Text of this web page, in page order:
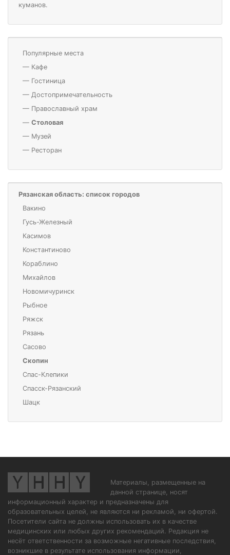
куманов.
Популярные места
— Кафе
— Гостиница
— Достопримечательность
— Православный храм
— Столовая
— Музей
— Ресторан
Рязанская область: список городов
Вакино
Гусь-Железный
Касимов
Константиново
Кораблино
Михайлов
Новомичуринск
Рыбное
Ряжск
Рязань
Сасово
Скопин
Спас-Клепики
Спасск-Рязанский
Шацк
Материалы, размещенные на
данной странице, носят
информационный характер и предназначены для
образовательных целей, не являются ни рекламой, ни офертой.
Посетители сайта не должны использовать их в качестве
медицинских или любых других рекомендаций. Редакция не
несёт ответственности за возможные негативные последствия,
возникшие в результате использования информации,